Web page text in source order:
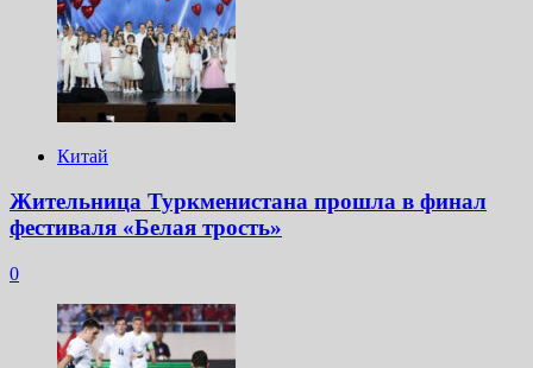
Китай
Жительница Туркменистана прошла в финал
фестиваля «Белая трость»
0